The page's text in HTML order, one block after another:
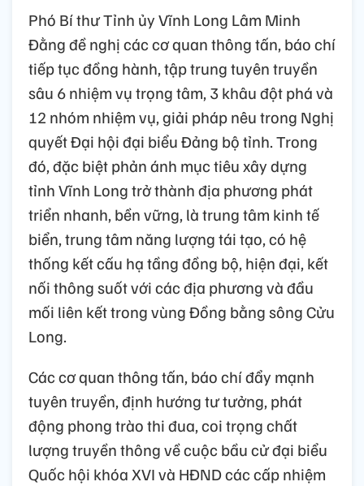
Phó Bí thư Tỉnh ủy Vĩnh Long Lâm Minh
Đằng đề nghị các cơ quan thông tấn, báo chí
tiếp tục đồng hành, tập trung tuyên truyền
sâu 6 nhiệm vụ trọng tâm, 3 khâu đột phá và
12 nhóm nhiệm vụ, giải pháp nêu trong Nghị
quyết Đại hội đại biểu Đảng bộ tỉnh. Trong
đó, đặc biệt phản ánh mục tiêu xây dựng
tỉnh Vĩnh Long trở thành địa phương phát
triển nhanh, bền vững, là trung tâm kinh tế
biển, trung tâm năng lượng tái tạo, có hệ
thống kết cấu hạ tầng đồng bộ, hiện đại, kết
nối thông suốt với các địa phương và đầu
mối liên kết trong vùng Đồng bằng sông Cửu
Long.
Các cơ quan thông tấn, báo chí đẩy mạnh
tuyên truyền, định hướng tư tưởng, phát
động phong trào thi đua, coi trọng chất
lượng truyền thông về cuộc bầu cử đại biểu
Quốc hội khóa XVI và HĐND các cấp nhiệm